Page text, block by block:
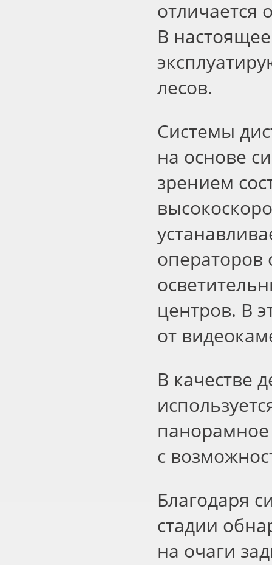
отличается
В
лесов.
Системы
на основе
зрением
операторов
центров. В
от
В качестве
с
Благодаря
стадии
на очаги